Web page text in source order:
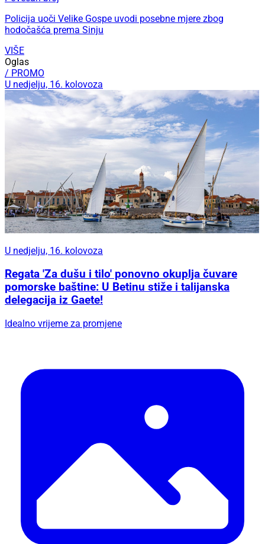
Policija uoči Velike Gospe uvodi posebne mjere zbog
hodočašća prema Sinju
VIŠE
Oglas
/ PROMO
U nedjelju, 16. kolovoza
U nedjelju, 16. kolovoza
Regata 'Za dušu i tilo' ponovno okuplja čuvare
pomorske baštine: U Betinu stiže i talijanska
delegacija iz Gaete!
Idealno vrijeme za promjene